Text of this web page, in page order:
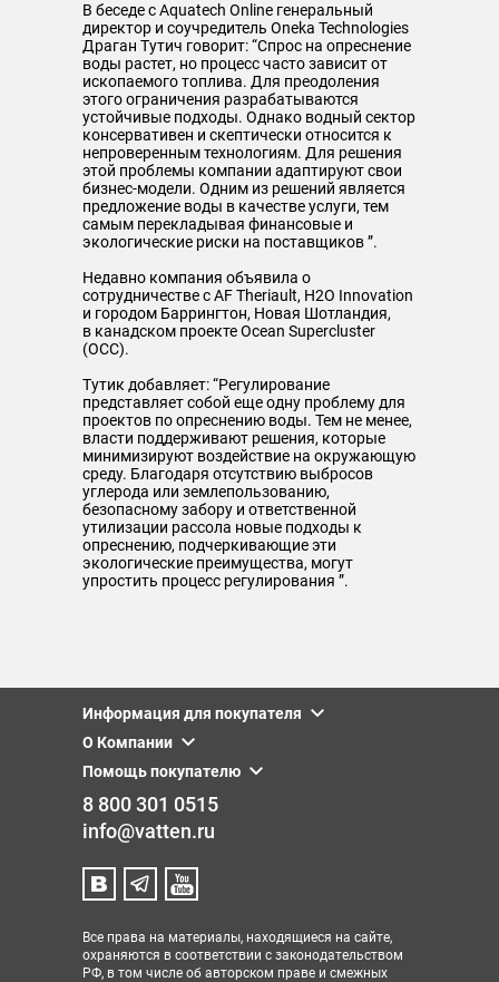
В беседе с Aquatech Online генеральный
директор и соучредитель Oneka Technologies
Драган Тутич говорит: “Спрос на опреснение
воды растет, но процесс часто зависит от
ископаемого топлива. Для преодоления
этого ограничения разрабатываются
устойчивые подходы. Однако водный сектор
консервативен и скептически относится к
непроверенным технологиям. Для решения
этой проблемы компании адаптируют свои
бизнес-модели. Одним из решений является
предложение воды в качестве услуги, тем
самым перекладывая финансовые и
экологические риски на поставщиков ”.
Недавно компания объявила о
сотрудничестве с AF Theriault, H2O Innovation
и городом Баррингтон, Новая Шотландия,
в канадском проекте Ocean Supercluster
(OCC).
Тутик добавляет: “Регулирование
представляет собой еще одну проблему для
проектов по опреснению воды. Тем не менее,
власти поддерживают решения, которые
минимизируют воздействие на окружающую
среду. Благодаря отсутствию выбросов
углерода или землепользованию,
безопасному забору и ответственной
утилизации рассола новые подходы к
опреснению, подчеркивающие эти
экологические преимущества, могут
упростить процесс регулирования ”.
Информация для покупателя
О Компании
Помощь покупателю
8 800 301 0515
info@vatten.ru
Все права на материалы, находящиеся на сайте,
охраняются в соответствии с законодательством
РФ, в том числе об авторском праве и смежных